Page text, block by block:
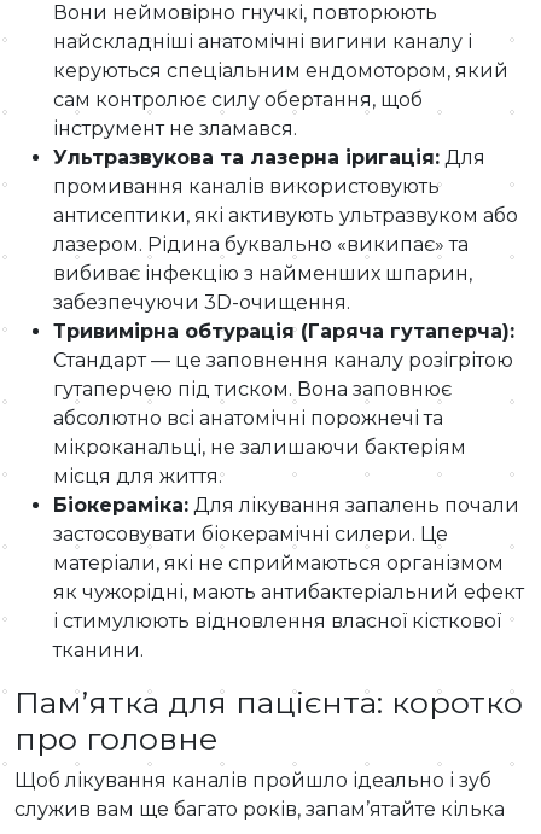
Вони неймовірно гнучкі, повторюють
найскладніші анатомічні вигини каналу і
керуються спеціальним ендомотором, який
сам контролює силу обертання, щоб
інструмент не зламався.
Ультразвукова та лазерна іригація: Для
промивання каналів використовують
антисептики, які активують ультразвуком або
лазером. Рідина буквально «википає» та
вибиває інфекцію з найменших шпарин,
забезпечуючи 3D-очищення.
Тривимірна обтурація (Гаряча гутаперча):
Стандарт — це заповнення каналу розігрітою
гутаперчею під тиском. Вона заповнює
абсолютно всі анатомічні порожнечі та
мікроканальці, не залишаючи бактеріям
місця для життя.
Біокераміка: Для лікування запалень почали
застосовувати біокерамічні силери. Це
матеріали, які не сприймаються організмом
як чужорідні, мають антибактеріальний ефект
і стимулюють відновлення власної кісткової
тканини.
Пам’ятка для пацієнта: коротко
про головне
Щоб лікування каналів пройшло ідеально і зуб
служив вам ще багато років, запам’ятайте кілька